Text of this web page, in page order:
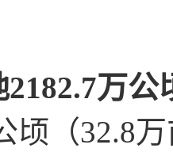
万公
顷（32.8